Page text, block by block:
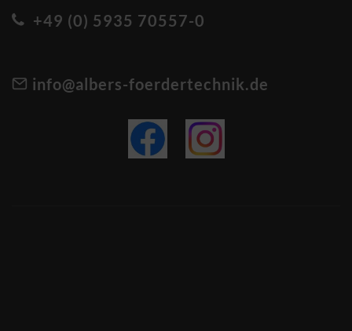
+49 (0) 5935 70557-0
info@albers-foerdertechnik.de